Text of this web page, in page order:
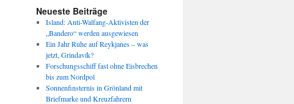
Neueste Beiträge
Island: Anti-Walfang-Aktivisten der
„Bandero“ werden ausgewiesen
Ein Jahr Ruhe auf Reykjanes – was
jetzt, Grindavík?
Forschungsschiff fast ohne Eisbrechen
bis zum Nordpol
Sonnenfinsternis in Grönland mit
Briefmarke und Kreuzfahrern